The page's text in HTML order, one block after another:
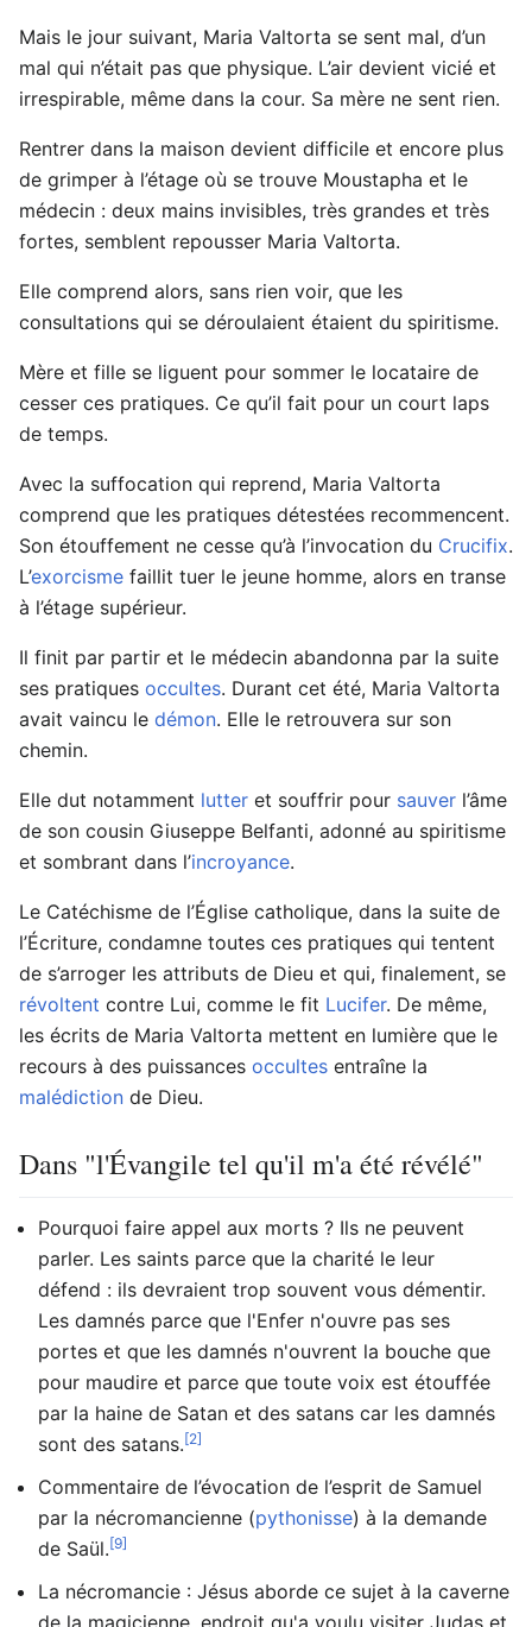
Mais le jour suivant, Maria Valtorta se sent mal, d’un
mal qui n’était pas que physique. L’air devient vicié et
irrespirable, même dans la cour. Sa mère ne sent rien.
Rentrer dans la maison devient difficile et encore plus
de grimper à l’étage où se trouve Moustapha et le
médecin : deux mains invisibles, très grandes et très
fortes, semblent repousser Maria Valtorta.
Elle comprend alors, sans rien voir, que les
consultations qui se déroulaient étaient du spiritisme.
Mère et fille se liguent pour sommer le locataire de
cesser ces pratiques. Ce qu’il fait pour un court laps
de temps.
Avec la suffocation qui reprend, Maria Valtorta
comprend que les pratiques détestées recommencent.
Son étouffement ne cesse qu’à l’invocation du Crucifix.
L’exorcisme faillit tuer le jeune homme, alors en transe
à l’étage supérieur.
Il finit par partir et le médecin abandonna par la suite
ses pratiques occultes. Durant cet été, Maria Valtorta
avait vaincu le démon. Elle le retrouvera sur son
chemin.
Elle dut notamment lutter et souffrir pour sauver l’âme
de son cousin Giuseppe Belfanti, adonné au spiritisme
et sombrant dans l’incroyance.
Le Catéchisme de l’Église catholique, dans la suite de
l’Écriture, condamne toutes ces pratiques qui tentent
de s’arroger les attributs de Dieu et qui, finalement, se
révoltent contre Lui, comme le fit Lucifer. De même,
les écrits de Maria Valtorta mettent en lumière que le
recours à des puissances occultes entraîne la
malédiction de Dieu.
Dans "l'Évangile tel qu'il m'a été révélé"
Pourquoi faire appel aux morts ? Ils ne peuvent
parler. Les saints parce que la charité le leur
défend : ils devraient trop souvent vous démentir.
Les damnés parce que l'Enfer n'ouvre pas ses
portes et que les damnés n'ouvrent la bouche que
pour maudire et parce que toute voix est étouffée
par la haine de Satan et des satans car les damnés
sont des satans.[2]
Commentaire de l’évocation de l’esprit de Samuel
par la nécromancienne (pythonisse) à la demande
de Saül.[9]
La nécromancie : Jésus aborde ce sujet à la caverne
de la magicienne, endroit qu'a voulu visiter Judas et